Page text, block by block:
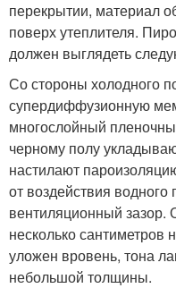
перекрытии, материал
поверх утеплителя.
должен выглядеть
Со стороны холодного
супердиффузионную
многослойный
черному полу
настилают
от воздействия
вентиляционный зазор.
несколько сантиметров
уложен вровень, тона
небольшой толщины.